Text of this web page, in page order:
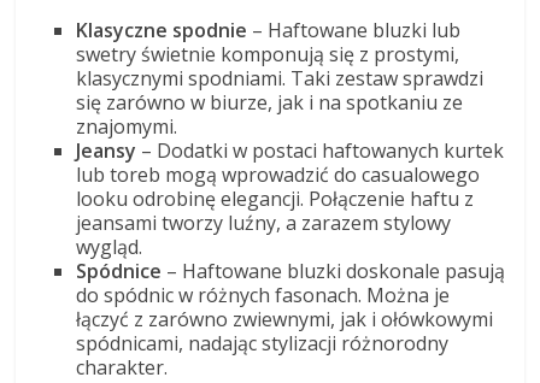
Klasyczne spodnie – Haftowane bluzki lub
swetry świetnie komponują się z prostymi,
klasycznymi spodniami. Taki zestaw sprawdzi
się zarówno w biurze, jak i na spotkaniu ze
znajomymi.
Jeansy – Dodatki w postaci haftowanych kurtek
lub toreb mogą wprowadzić do casualowego
looku odrobinę elegancji. Połączenie haftu z
jeansami tworzy luźny, a zarazem stylowy
wygląd.
Spódnice – Haftowane bluzki doskonale pasują
do spódnic w różnych fasonach. Można je
łączyć z zarówno zwiewnymi, jak i ołówkowymi
spódnicami, nadając stylizacji różnorodny
charakter.